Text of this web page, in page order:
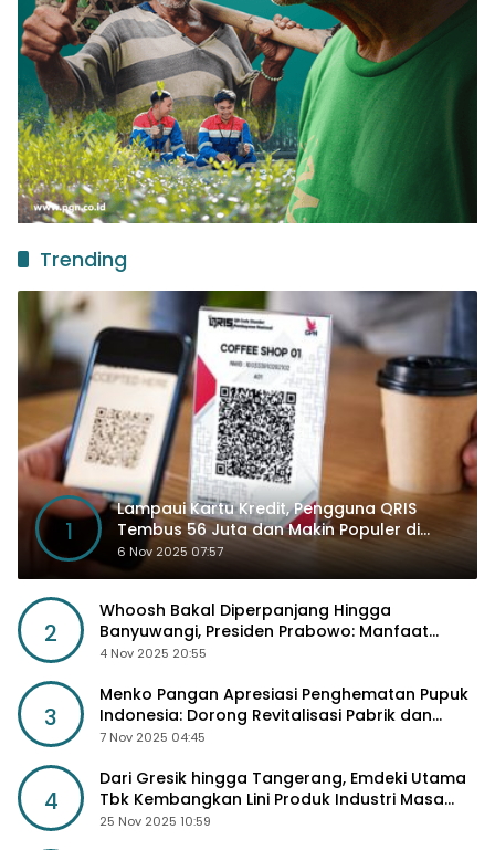
Trending
1
Lampaui Kartu Kredit, Pengguna QRIS
Tembus 56 Juta dan Makin Populer di
Kancah Global
6 Nov 2025 07:57
2
Whoosh Bakal Diperpanjang Hingga
Banyuwangi, Presiden Prabowo: Manfaat
Sosial Lebih Besar
4 Nov 2025 20:55
3
Menko Pangan Apresiasi Penghematan Pupuk
Indonesia: Dorong Revitalisasi Pabrik dan
Diskon Harga Pupuk
7 Nov 2025 04:45
4
Dari Gresik hingga Tangerang, Emdeki Utama
Tbk Kembangkan Lini Produk Industri Masa
Depan
25 Nov 2025 10:59